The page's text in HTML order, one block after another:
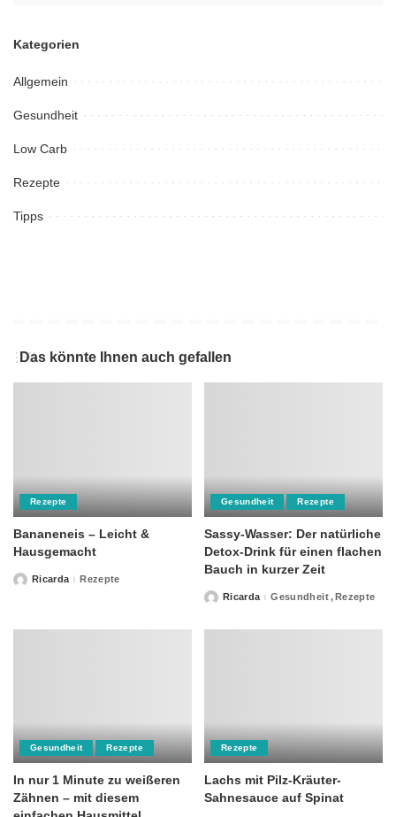
Kategorien
Allgemein
Gesundheit
Low Carb
Rezepte
Tipps
Das könnte Ihnen auch gefallen
Rezepte
Bananeneis – Leicht &
Hausgemacht
PostedRicarda Rezepte
Gesundheit Rezepte
Sassy-Wasser: Der natürliche
Detox-Drink für einen flachen
Bauch in kurzer Zeit
PostedRicarda Gesundheit Rezepte
Gesundheit Rezepte
In nur 1 Minute zu weißeren
Zähnen – mit diesem
Rezepte
Lachs mit Pilz-Kräuter-
Sahnesauce auf Spinat